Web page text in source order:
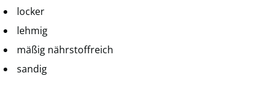
locker
lehmig
mäßig nährstoffreich
sandig